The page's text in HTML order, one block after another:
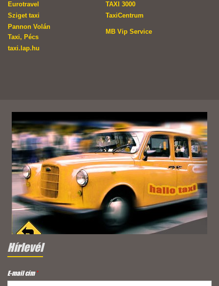
Eurotravel
TAXI 3000
Sziget taxi
TaxiCentrum
Pannon Volán
Taxi, Pécs
MB Vip Service
taxi.lap.hu
Hírlevél
E-mail cím*